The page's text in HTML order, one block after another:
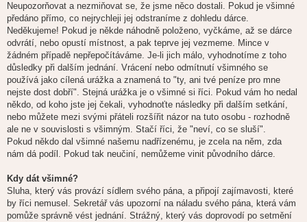
Neupozorňovat a nezmiňovat se, že jsme něco dostali. Pokud je všimné
předáno přímo, co nejrychleji jej odstraníme z dohledu dárce.
Neděkujeme! Pokud je někde náhodně položeno, vyčkáme, až se dárce
odvrátí, nebo opustí místnost, a pak teprve jej vezmeme. Mince v
žádném případě nepřepočítáváme. Je-li jich málo, vyhodnotíme z toho
důsledky při dalším jednání. Vrácení nebo odmítnutí všimného se
používá jako cílená urážka a znamená to "ty, ani tvé peníze pro mne
nejste dost dobří". Stejná urážka je o všimné si říci. Pokud vám ho nedal
někdo, od koho jste jej čekali, vyhodnoťte následky při dalším setkání,
nebo můžete mezi svými přáteli rozšířit názor na tuto osobu - rozhodně
ale ne v souvislosti s všimným. Stačí říci, že "neví, co se sluší".
Pokud někdo dal všimné našemu nadřízenému, je zcela na něm, zda
nám dá podíl. Pokud tak neučiní, nemůžeme vinit původního dárce.
Kdy dát všimné?
Sluha, který vás provází sídlem svého pána, a připojí zajímavosti, které
by říci nemusel. Sekretář vás upozorní na náladu svého pána, která vám
pomůže správně vést jednání. Strážný, který vás doprovodí po setmění